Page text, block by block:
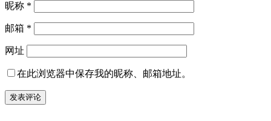
昵称 *
邮箱 *
网址
在此浏览器中保存我的昵称、邮箱地址。